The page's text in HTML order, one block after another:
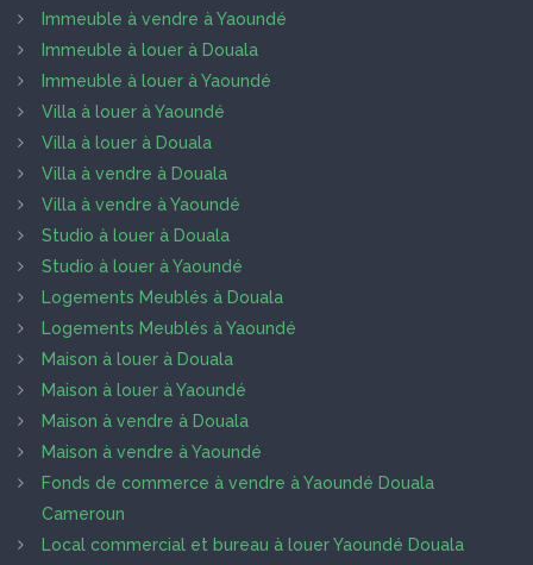
Immeuble à vendre à Yaoundé
Immeuble à louer à Douala
Immeuble à louer à Yaoundé
Villa à louer à Yaoundé
Villa à louer à Douala
Villa à vendre à Douala
Villa à vendre à Yaoundé
Studio à louer à Douala
Studio à louer à Yaoundé
Logements Meublés à Douala
Logements Meublés à Yaoundé
Maison à louer à Douala
Maison à louer à Yaoundé
Maison à vendre à Douala
Maison à vendre à Yaoundé
Fonds de commerce à vendre à Yaoundé Douala
Cameroun
Local commercial et bureau à louer Yaoundé Douala